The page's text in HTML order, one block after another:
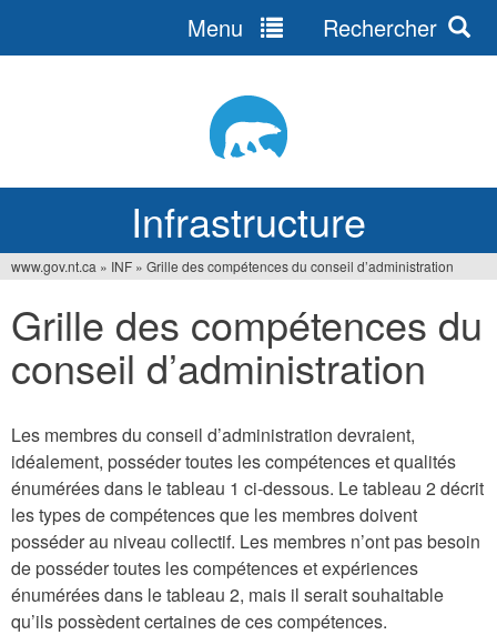
Infrastructure
Menu Rechercher
êtes
ici
www.gov.nt.ca » INF » Grille des compétences du conseil d’administration
Grille des compétences du
conseil d’administration
Les membres du conseil d’administration devraient,
idéalement, posséder toutes les compétences et qualités
énumérées dans le tableau 1 ci-dessous. Le tableau 2 décrit
les types de compétences que les membres doivent
posséder au niveau collectif. Les membres n’ont pas besoin
de posséder toutes les compétences et expériences
énumérées dans le tableau 2, mais il serait souhaitable
qu’ils possèdent certaines de ces compétences.